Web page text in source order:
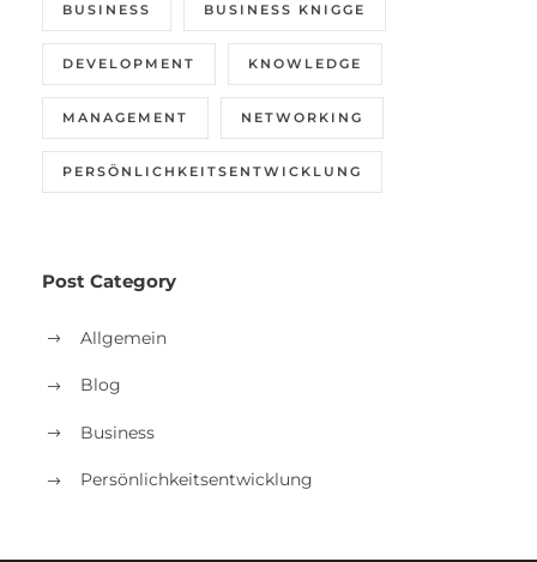
BUSINESS BUSINESS KNIGGE
DEVELOPMENT KNOWLEDGE
MANAGEMENT NETWORKING
PERSÖNLICHKEITSENTWICKLUNG
Post Category
Allgemein
Blog
Business
Persönlichkeitsentwicklung